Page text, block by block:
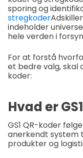
sporing og
stregkoder
indeholder
hele verden i
For at forstå
et bedre valg, skal
koder:
Hvad er
GS1 QR-koder
anerkendt system
produkter og